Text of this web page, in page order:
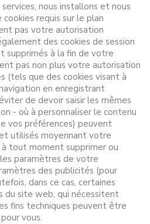
nous installons et nous
requis sur le plan
pas votre autorisation
des cookies de session
supprimés à la fin de votre
pas non plus votre autorisation
(tels que des cookies visant à
en enregistrant
de devoir saisir les mêmes
- où à personnaliser le contenu
vos préférences) peuvent
utilisés moyennant votre
tout moment supprimer ou
paramètres de votre
des publicités (pour
dans ce cas, certaines
du site web, qui nécessitent
fins techniques peuvent être
vous.